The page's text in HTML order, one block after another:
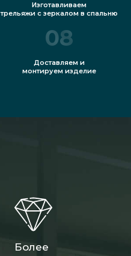
Изготавливаем
трельяжи с зеркалом в спальню
08
Доставляем и
монтируем изделие
Более